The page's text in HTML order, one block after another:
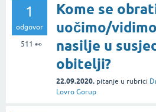
1
odgovor
511 👀
Kome se
uočimo/vidimo
nasilje u
obitelji?
22.09.2020. pitanje u rubrici
Lovro Gorup